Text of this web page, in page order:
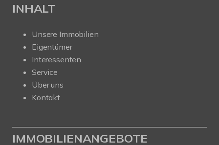
INHALT
Unsere Immobilien
Eigentümer
Interessenten
Service
Über uns
Kontakt
IMMOBILIENANGEBOTE